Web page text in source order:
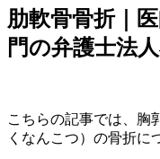
肋軟骨骨折｜
門の弁護士法
こちらの記事では、胸
くなんこつ）の骨折に